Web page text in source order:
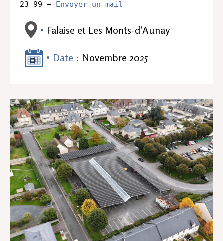
23 99 – Envoyer un mail
Falaise et Les Monts-d'Aunay
Date : Novembre 2025